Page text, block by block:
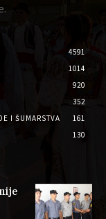
4591
1014
920
352
I ŠUMARSTVA
161
130